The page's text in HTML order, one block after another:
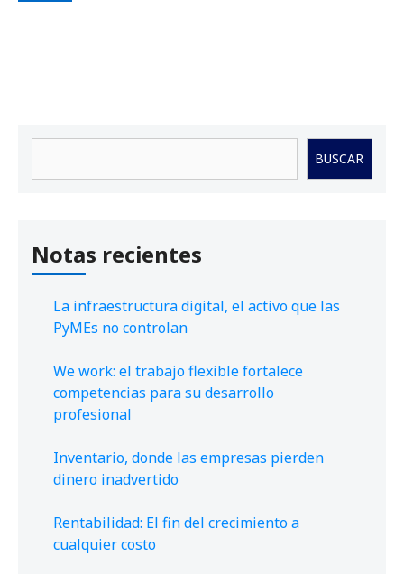
BUSCAR
Notas recientes
La infraestructura digital, el activo que las
PyMEs no controlan
We work: el trabajo flexible fortalece
competencias para su desarrollo
profesional
Inventario, donde las empresas pierden
dinero inadvertido
Rentabilidad: El fin del crecimiento a
cualquier costo